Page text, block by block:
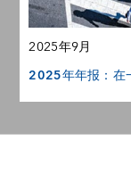
2025年9月
2025年年报：在